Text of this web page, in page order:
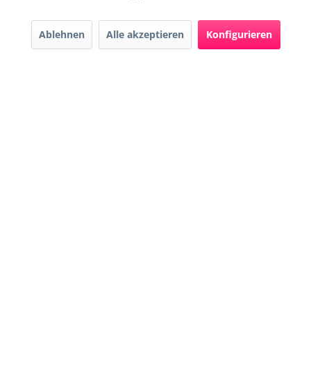
durch DE-ÖKO-009
Ablehnen Alle akzeptieren Konfigurieren